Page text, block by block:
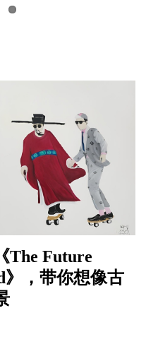
The Future
》，带你想像古